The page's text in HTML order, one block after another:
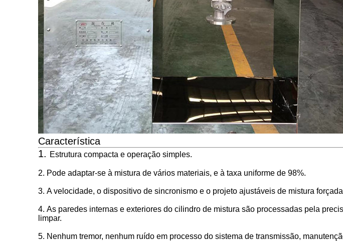
Característica
1. Estrutura compacta e operação simples.
2. Pode adaptar-se à mistura de vários materiais, e à taxa uniforme de 98%.
3. A velocidade, o dispositivo de sincronismo e o projeto ajustáveis de mistura
4. As paredes internas e exteriores do cilindro de mistura são processadas pela
limpar.
5. Nenhum tremor, nenhum ruído em processo do sistema de transmissão,